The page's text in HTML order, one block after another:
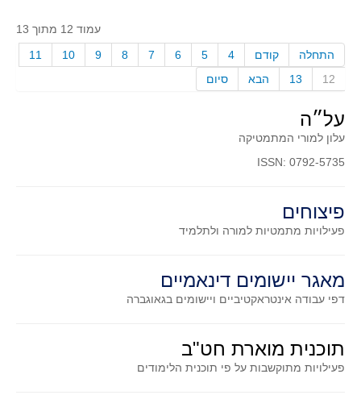
עמוד 12 מתוך 13
התחלה
קודם 4
5
6
7
8
9
10
11
12
13 הבא סיום
על״ה
עלון למורי המתמטיקה
ISSN: 0792-5735
פיצוחים
פעילויות מתמטיות למורה ולתלמיד
מאגר יישומים דינאמיים
דפי עבודה אינטראקטיביים ויישומים בגאוגברה
תוכנית מוארת חט"ב
פעילויות מתוקשבות על פי תוכנית הלימודים